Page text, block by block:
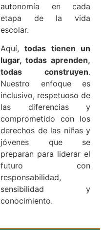
autonomía en cada
etapa de la vida
escolar.
Aquí,todas tienen un
lugar, todas aprenden,
todas construyen.
Nuestro enfoque es
inclusivo, respetuoso de
las diferencias y
comprometido con los
derechos de las niñas y
jóvenes que se
preparan para liderar el
futuro con
responsabilidad,
sensibilidad y
conocimiento.